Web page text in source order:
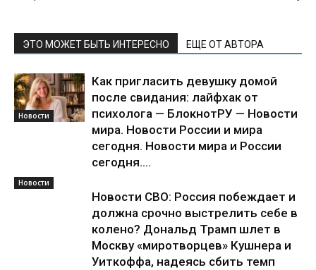
ЭТО МОЖЕТ БЫТЬ ИНТЕРЕСНО ЕЩЕ ОТ АВТОРА
Новости
Как пригласить девушку домой
после свидания: лайфхак от
психолога — БлокнотРУ — Новости
мира. Новости России и мира
сегодня. Новости мира и России
сегодня....
Новости
Новости СВО: Россия побеждает и
должна срочно выстрелить себе в
колено? Дональд Трамп шлет в
Москву «миротворцев» Кушнера и
Уиткоффа, надеясь сбить темп